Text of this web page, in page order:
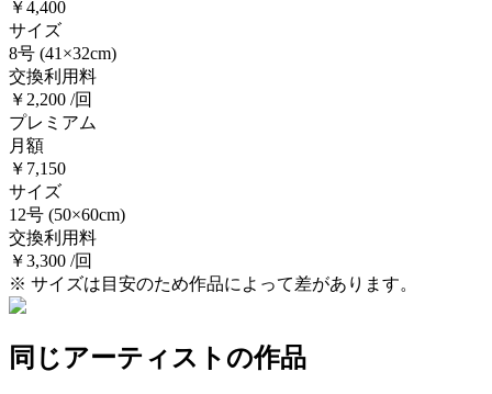
￥4,400
サイズ
8号 (41×32cm)
交換利用料
￥2,200 /回
プレミアム
月額
￥7,150
サイズ
12号 (50×60cm)
交換利用料
￥3,300 /回
※ サイズは目安のため作品によって差があります。
同じアーティストの作品